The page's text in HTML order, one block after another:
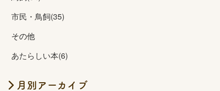
市民・鳥飼(35)
その他
あたらしい本(6)
月別アーカイブ